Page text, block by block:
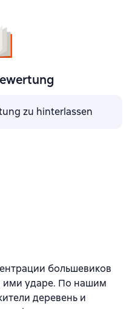
zu hinterlassen
на основе 586 оценок
большевиков
ими ударе. По нашим
деревень и